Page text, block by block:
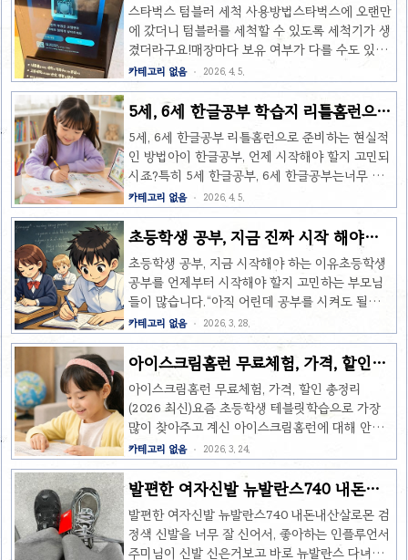
에도 새마을식당은 가성비 좋은 고깃집으로 유명
한데이번 가격은 거의 런치 특가 수준이라..
니었습니다.✔ 1. 이해보다 ‘용어’가 먼저 나옴사회,
과학은 처음부터 ‘기후’, ‘지형’, ‘증발’, ‘에너지’ 같
은낯선 단어가 쏟아집니다.👉 아이 입장에서는“무
슨 말인지 모르겠는데 외워야 하는 상황”이에요.✔
2. 눈에 안 보이니까 더 어려움수학은 계산이라도
보이는데과학은 ‘공기’, ‘힘’, ‘변화’사회는 ‘지도’,
‘문화’, ‘역사’…👉 전부 추상적인 개념이라 ..
스타벅스 텀블러 세척 사용방법스타벅스에 오랜만
에 갔더니 텀블러를 세척할 수 있도록 세척기가 생
겼더라구요!매장마다 보유 여부가 다를 수도 있으
니 근처 스타벅스 가보세요.LG my Cup으로 텀블
러를 세척해보세요 라고 기계가 있습니다.사용방
법이 궁금했는데, 해보니 쉬워요. 회원가입 없이 세
가져갈 때 화장실에서 물로 대충 씻고 집에가져갈
때찝찝한 마음도 있었거든요.회원가입 없이 비회
원으로 사용이 가능합니다. qr코드로 회원가입하
기가 있긴한데, 처음 사용하시는 분들은 가입도 하
고 번거롭게 느껴지실 거 같아요. 그런데 화면을 터
치하면 이 있어서 가입없이 사용가능합니다.세척
코스 선택나에게 맞는 방법을 찾는것이 중요한데
요.쾌속, 표준, 건조가 있습니다. 쾌속은 30..
카테고리 없음 2026. 4. 5.
5세, 6세 한글공부 학습지 리틀홈런으로
준비
5세, 6세 한글공부 리틀홈런으로 준비하는 현실적
인 방법아이 한글공부, 언제 시작해야 할지 고민되
시죠?특히 5세 한글공부, 6세 한글공부는너무 빠
르면 부담될까 걱정되고, 늦으면 뒤처질까 불안한
시기입니다.그래서 오늘은 리틀홈런으로 5세, 6세
한글공부를 효과적으로 시작하는 방법을엄마 입장
에서 현실적으로 자세히 알려드릴게요.5세, 6세 한
글공부 언제 시작해야 할까?많은 부모님들이 가장
궁금해하는 부분입니다.결론부터 말씀드리면👉
“아이가 글자에 관심을 보일 때”가 가장 좋은 시기
입니다.✔ 5세 아이 특징말이 폭발적으로 늘어나는
시기글자에 호기심을 보이기 시작집중 시간이 짧
음✔ 6세 아이 특징단어를 기억하고 따라 읽기 시
작간단한 글자 인식 가능반복 학습 효과가 커지는
시기👉 즉,5세는 ‘말이 늘어나는 시기..
카테고리 없음 2026. 4. 5.
초등학생 공부, 지금 진짜 시작 해야하
는 이유(자기주도 습관)
초등학생 공부, 지금 시작해야 하는 이유초등학생
공부를 언제부터 시작해야 할지 고민하는 부모님
들이 많습니다.“아직 어린데 공부를 시켜도 될
까?”“학원만 보내면 충분하지 않을까?”하지만 요
즘 교육 흐름에서는 초등학생 공부 습관 형성이 무
엇보다 중요합니다.초등학생 공부, 왜 지금 시작해
야 할까요?1. 공부 습관은 초등 시기에 결정됩니다
초등학생 시기는 단순히 공부를 많이 하는 시기가
아니라👉 공부 습관을 만드는 시기입니다.이 시기
에매일 일정 시간 앉아서 공부하는 습관스스로 문
제를 해결하는 경험이 쌓이면 중학교 이후에도 자
연스럽게 이어집니다.2. 중학교 성적은 이미 초등
때 결정됩니다많은 부모님들이 중학교부터 열심히
하면 된다고 생각하지만실제로는 초등 기초가 부
족하면 따라가기 어렵습니다.특히 중요한 것은독
해력..
카테고리 없음 2026. 3. 28.
아이스크림홈런 무료체험, 가격, 할인
(2026최신)
아이스크림홈런 무료체험, 가격, 할인 총정리
(2026 최신)요즘 초등학생 테블릿학습으로 가장
많이 찾아주고 계신 아이스크림홈런에 대해 안내
드리려고해요.특히 무료체험과 가격, 할인 여부를
궁금해하시는 학부모님들이 많으신데요.이번 글에
서는👉 무료체험 방법👉 실제 가격👉 할인받는
홈런 무료체험 (2026 최신)아이스크림홈런은 처음
이용하는 고객을 대상으로 무료체험 이벤트를 진
카테고리 없음 2026. 3. 24.
발편한 여자신발 뉴발란스740 내돈내
산
발편한 여자신발 뉴발란스740 내돈내산살로몬 검
정색 신발을 너무 잘 신어서, 좋아하는 인플루언서
주미님이 신발 신은거보고 바로 뉴발란스 다녀왔